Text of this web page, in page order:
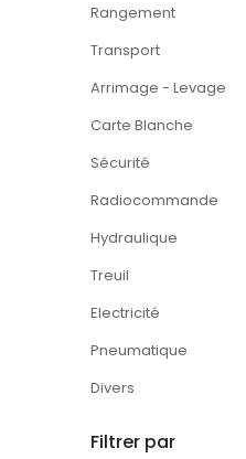
Rangement
Transport
Arrimage - Levage
Carte Blanche
Sécurité
Radiocommande
Hydraulique
Treuil
Electricité
Pneumatique
Divers
Filtrer par